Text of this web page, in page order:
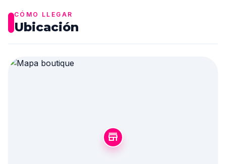
CÓMO LLEGAR
Ubicación
store